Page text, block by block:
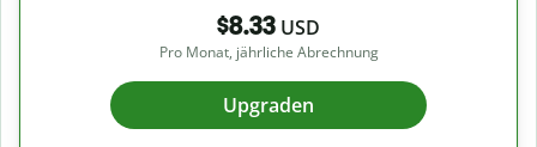
$8.33 USD
Pro Monat, jährliche Abrechnung
Upgraden